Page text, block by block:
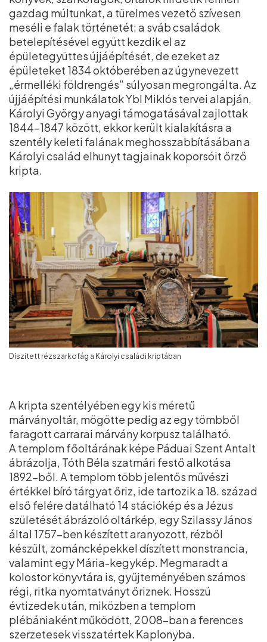
gazdag múltunkat, a türelmes vezető szívesen
meséli e falak történetét: a sváb családok
betelepítésével együtt kezdik el az
épületegyüttes újjáépítését, de ezeket az
épületeket 1834 októberében az úgynevezett
„érmelléki földrengés” súlyosan megrongálta. Az
újjáépítési munkálatok Ybl Miklós tervei alapján,
Károlyi György anyagi támogatásával zajlottak
1844–1847 között, ekkor került kialakításra a
szentély keleti falának meghosszabbításában a
Károlyi család elhunyt tagjainak koporsóit őrző
kripta.
Díszített rézszarkofág a Károlyi családi kriptában
A kripta szentélyében egy kis méretű
márványoltár, mögötte pedig az egy tömbből
faragott carrarai márvány korpusz található.
A templom főoltárának képe Páduai Szent Antalt
ábrázolja, Tóth Béla szatmári festő alkotása
1892-ből. A templom több jelentős művészi
értékkel bíró tárgyat őriz, ide tartozik a 18. század
első felére datálható 14 stációkép és a Jézus
születését ábrázoló oltárkép, egy Szilassy János
által 1757-ben készített aranyozott, rézből
készült, zománcképekkel díszített monstrancia,
valamint egy Mária-kegykép. Megmaradt a
kolostor könyvtára is, gyűjteményében számos
régi, ritka nyomtatványt őriznek. Hosszú
évtizedek után, miközben a templom
plébániaként működött, 2008-ban a ferences
szerzetesek visszatértek Kaplonyba.